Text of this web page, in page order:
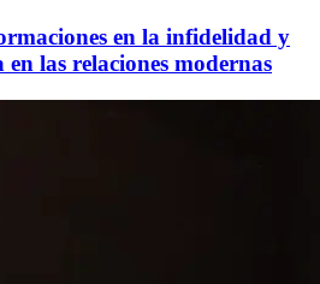
en la infidelidad y
en las relaciones modernas